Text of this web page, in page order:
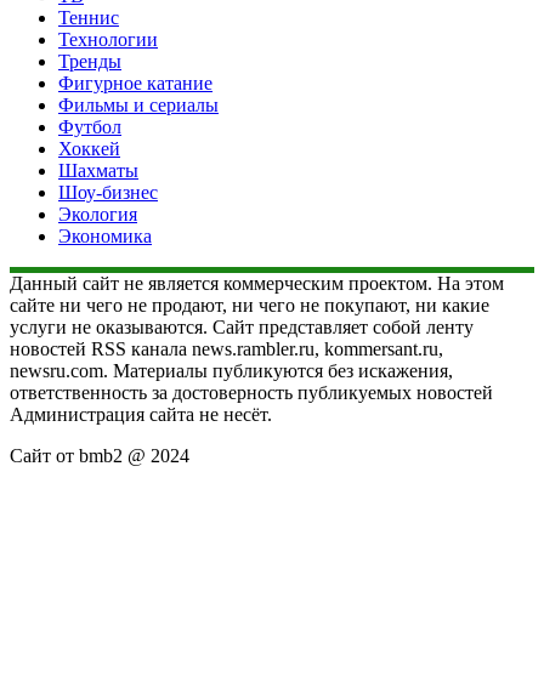
Теннис
Технологии
Тренды
Фигурное катание
Фильмы и сериалы
Футбол
Хоккей
Шахматы
Шоу-бизнес
Экология
Экономика
Данный сайт не является коммерческим проектом. На этом
сайте ни чего не продают, ни чего не покупают, ни какие
услуги не оказываются. Сайт представляет собой ленту
новостей RSS канала news.rambler.ru, kommersant.ru,
newsru.com. Материалы публикуются без искажения,
ответственность за достоверность публикуемых новостей
Администрация сайта не несёт.
Сайт от bmb2 @ 2024